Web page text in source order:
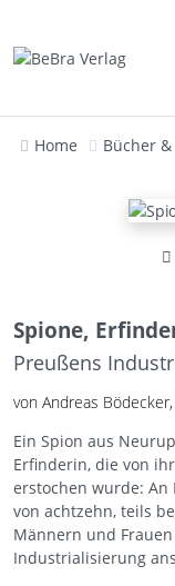
Home Bücher
Spione,
Preußens
von Andreas
Ein Spion aus
Erfinderin, die von
erstochen wurde: An
von achtzehn, teils
Männern und
Industrialisierung